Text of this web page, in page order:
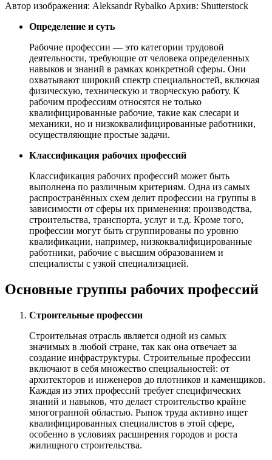
Автор изображения: Aleksandr Rybalko Архив: Shutterstock
Определение и суть
Рабочие профессии — это категории трудовой
деятельности, требующие от человека определенных
навыков и знаний в рамках конкретной сферы. Они
охватывают широкий спектр специальностей, включая
физическую, техническую и творческую работу. К
рабочим профессиям относятся не только
квалифицированные рабочие, такие как слесари и
механики, но и низкоквалифицированные работники,
осуществляющие простые задачи.
Классификация рабочих профессий
Классификация рабочих профессий может быть
выполнена по различным критериям. Одна из самых
распространённых схем делит профессии на группы в
зависимости от сферы их применения: производства,
строительства, транспорта, услуг и т.д. Кроме того,
профессии могут быть сгруппированы по уровню
квалификации, например, низкоквалифицированные
работники, рабочие с высшим образованием и
специалисты с узкой специализацией.
Основные группы рабочих профессий
Строительные профессии
Строительная отрасль является одной из самых
значимых в любой стране, так как она отвечает за
создание инфраструктуры. Строительные профессии
включают в себя множество специальностей: от
архитекторов и инженеров до плотников и каменщиков.
Каждая из этих профессий требует специфических
знаний и навыков, что делает строительство крайне
многогранной областью. Рынок труда активно ищет
квалифицированных специалистов в этой сфере,
особенно в условиях расширения городов и роста
жилищного строительства.